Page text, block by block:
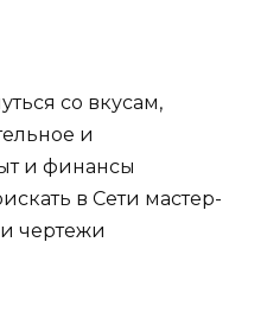
со вкусам,
и
и финансы
в Сети мастер-
и чертежи